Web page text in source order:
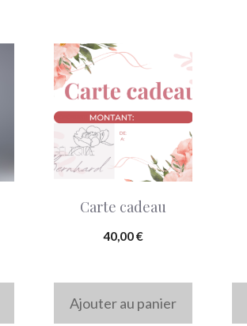
Carte cadeau
40,00€
Ajouter au panier